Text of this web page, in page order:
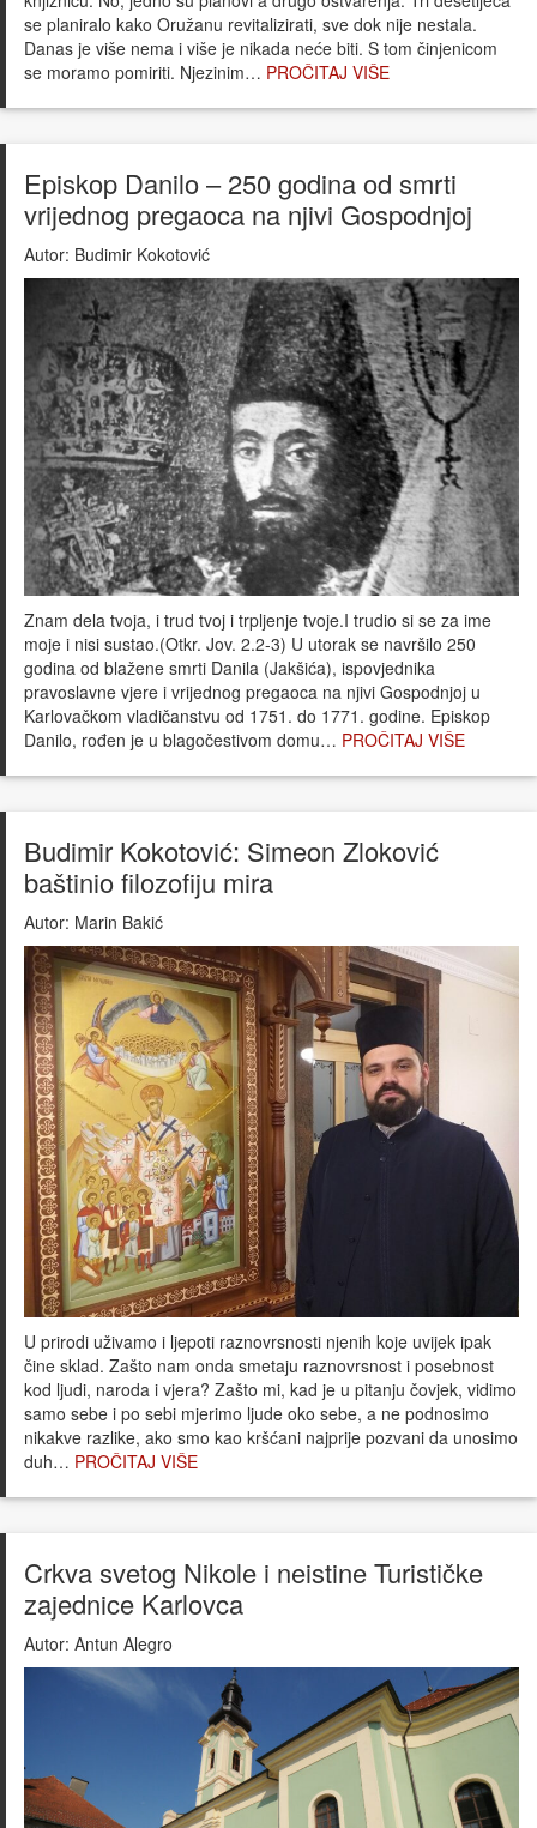
se planiralo kako Oružanu revitalizirati, sve dok nije nestala.
Danas je više nema i više je nikada neće biti. S tom činjenicom
se moramo pomiriti. Njezinim… PROČITAJ VIŠE
Episkop Danilo – 250 godina od smrti
vrijednog pregaoca na njivi Gospodnjoj
Autor: Budimir Kokotović
Znam dela tvoja, i trud tvoj i trpljenje tvoje.I trudio si se za ime
moje i nisi sustao.(Otkr. Jov. 2.2-3) U utorak se navršilo 250
godina od blažene smrti Danila (Jakšića), ispovjednika
pravoslavne vjere i vrijednog pregaoca na njivi Gospodnjoj u
Karlovačkom vladičanstvu od 1751. do 1771. godine. Episkop
Danilo, rođen je u blagočestivom domu… PROČITAJ VIŠE
Budimir Kokotović: Simeon Zloković
baštinio filozofiju mira
Autor: Marin Bakić
U prirodi uživamo i ljepoti raznovrsnosti njenih koje uvijek ipak
čine sklad. Zašto nam onda smetaju raznovrsnost i posebnost
kod ljudi, naroda i vjera? Zašto mi, kad je u pitanju čovjek, vidimo
samo sebe i po sebi mjerimo ljude oko sebe, a ne podnosimo
nikakve razlike, ako smo kao kršćani najprije pozvani da unosimo
duh… PROČITAJ VIŠE
Crkva svetog Nikole i neistine Turističke
zajednice Karlovca
Autor: Antun Alegro